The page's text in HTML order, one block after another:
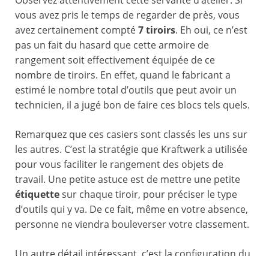
vous avez pris le temps de regarder de près, vous
avez certainement compté7 tiroirs. Eh oui, ce n’est
pas un fait du hasard que cette armoire de
rangement soit effectivement équipée de ce
nombre de tiroirs. En effet, quand le fabricant a
estimé le nombre total d’outils que peut avoir un
technicien, il a jugé bon de faire ces blocs tels quels.
Remarquez que ces casiers sont classés les uns sur
les autres. C’est la stratégie que Kraftwerk a utilisée
pour vous faciliter le rangement des objets de
travail. Une petite astuce est de mettre une petite
étiquettesur chaque tiroir, pour préciser le type
d’outils qui y va. De ce fait, même en votre absence,
personne ne viendra bouleverser votre classement.